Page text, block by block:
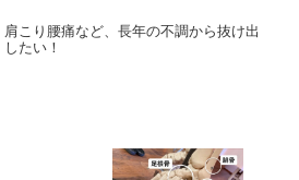
肩こり腰痛など、長年の不調から抜け出
したい！